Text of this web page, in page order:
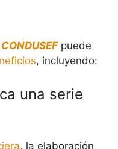
puede
, incluyendo:
una serie
, la elaboración